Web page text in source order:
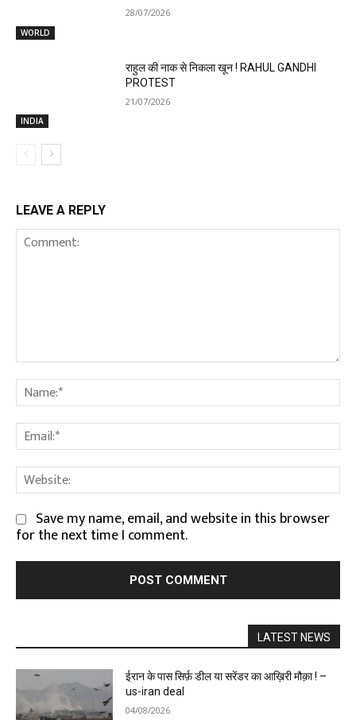
WORLD
28/07/2026
INDIA
राहुल की नाक से निकला खून ! RAHUL GANDHI
PROTEST
21/07/2026
LEAVE A REPLY
Comment:
Save my name, email, and website in this browser
for the next time I comment.
LATEST NEWS
ईरान के पास सिर्फ़ डील या सरेंडर का आख़िरी मौक़ा ! –
us-iran deal
04/08/2026